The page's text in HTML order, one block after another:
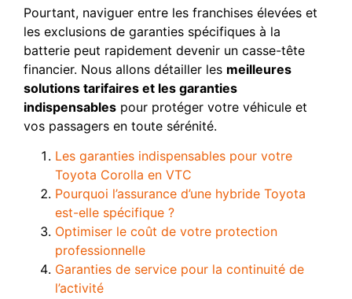
Pourtant, naviguer entre les franchises élevées et
les exclusions de garanties spécifiques à la
batterie peut rapidement devenir un casse-tête
financier. Nous allons détailler les meilleures
solutions tarifaires et les garanties
indispensables pour protéger votre véhicule et
vos passagers en toute sérénité.
Les garanties indispensables pour votre
Toyota Corolla en VTC
Pourquoi l’assurance d’une hybride Toyota
est-elle spécifique ?
Optimiser le coût de votre protection
professionnelle
Garanties de service pour la continuité de
l’activité